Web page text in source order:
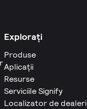
Explorați
Produse
Aplicații
Resurse
Serviciile Signify
Localizator de dealeri